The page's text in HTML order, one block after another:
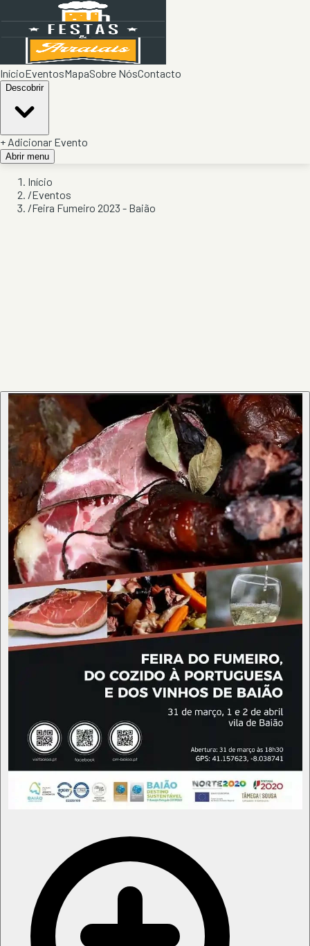
InícioEventosMapaSobre NósContacto
Descobrir
+ Adicionar Evento
Abrir menu
Início
/Eventos
/Feira Fumeiro 2023 - Baião